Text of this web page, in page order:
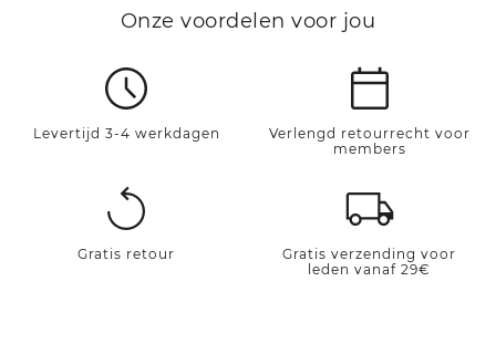
Onze voordelen voor jou
Levertijd 3-4 werkdagen
Verlengd retourrecht voor
members
Gratis retour
Gratis verzending voor
leden vanaf 29€